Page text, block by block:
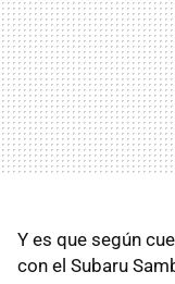
Y es que según
con el Subaru